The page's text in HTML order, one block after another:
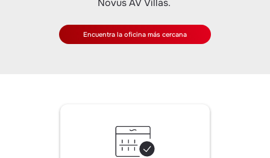
Novus AV Villas.
Encuentra la oficina más cercana